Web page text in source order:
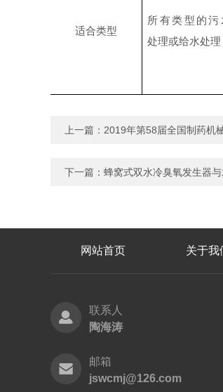
适合类型
所有类型的污
处理或给水处理
上一篇： 2019年第58届全国制药机
下一篇： 蜂窝式双水冷臭氧发生器
网站首页 关于我
联系人
陶海涛
邮箱
jswcmj@126.com